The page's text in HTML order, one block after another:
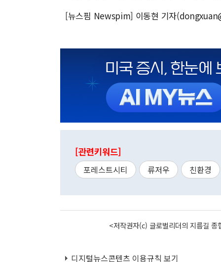
[뉴스핌 Newspim] 이동현 기자
[관련키워드]
포레스트시티 류저우 친환경
<저작권자(c) 글로벌리더의 지름길
디지털뉴스콘텐츠 이용규칙 보기